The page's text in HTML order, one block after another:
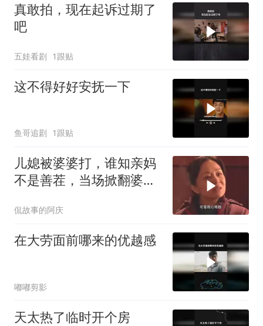
真敢拍，现在起诉过期了
吧
五娃看剧 1跟贴
这不得好好安抚一下
鱼哥追剧 1跟贴
儿媳被婆婆打，谁知亲妈
不是善茬，当场掀翻婆家
侃故事的阿庆
在大劳面前哪来的优越感
嘟嘟剪影
天太热了临时开个房